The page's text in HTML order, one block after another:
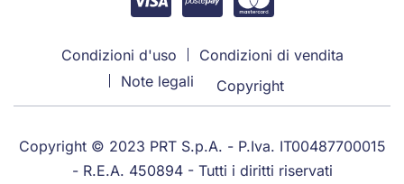
Condizioni d'uso
Condizioni di vendita
Note legali
Copyright
Copyright © 2023 PRT S.p.A. - P.Iva. IT00487700015
- R.E.A. 450894 - Tutti i diritti riservati